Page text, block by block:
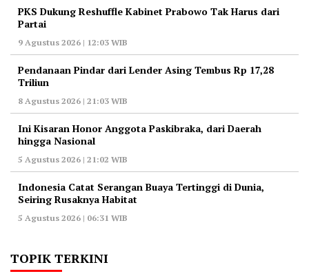
PKS Dukung Reshuffle Kabinet Prabowo Tak Harus dari
Partai
9 Agustus 2026 | 12:03 WIB
Pendanaan Pindar dari Lender Asing Tembus Rp 17,28
Triliun
8 Agustus 2026 | 21:03 WIB
Ini Kisaran Honor Anggota Paskibraka, dari Daerah
hingga Nasional
5 Agustus 2026 | 21:02 WIB
Indonesia Catat Serangan Buaya Tertinggi di Dunia,
Seiring Rusaknya Habitat
5 Agustus 2026 | 06:31 WIB
TOPIK TERKINI